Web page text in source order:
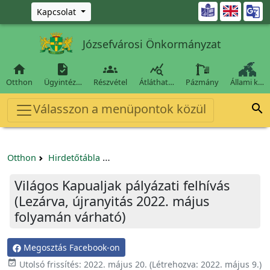
Ugrás a fő tartalomra
Kapcsolat 
Józsefvárosi Önkormányzat

Otthon

Ügyintéz…

Részvétel

Átláthat… Pázmány Állami k…
Válasszon a menüpontok közül 
Otthon Hirdetőtábla
Világos Kapualjak pályázati felhívás
(Lezárva, újranyitás 2022. május
folyamán várható)
Megosztás Facebook-on
 Utolsó frissítés: 2022. május 20. (Létrehozva: 2022. május 9.)